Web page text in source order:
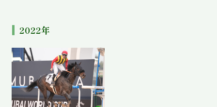
2022年